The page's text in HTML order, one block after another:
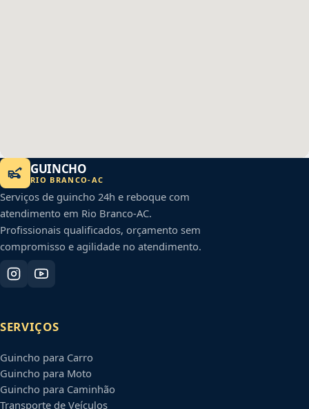
GUINCHO
RIO BRANCO-AC
Serviços de guincho 24h e reboque com
atendimento em Rio Branco-AC.
Profissionais qualificados, orçamento sem
compromisso e agilidade no atendimento.
SERVIÇOS
Guincho para Carro
Guincho para Moto
Guincho para Caminhão
Transporte de Veículos